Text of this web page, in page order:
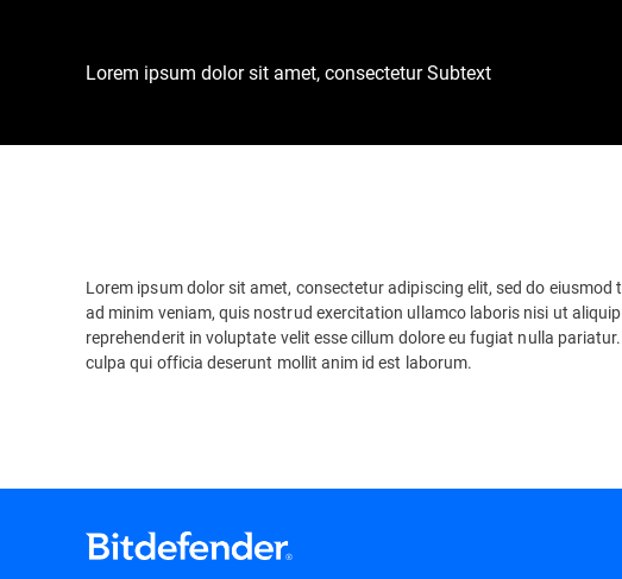
Lorem ipsum dolor sit amet, consectetur Subtext
Lorem ipsum dolor sit amet, consectetur adipiscing elit, sed do
ad minim veniam, quis nostrud exercitation ullamco laboris nisi ut
reprehenderit in voluptate velit esse cillum dolore eu fugiat nulla
culpa qui officia deserunt mollit anim id est laborum.